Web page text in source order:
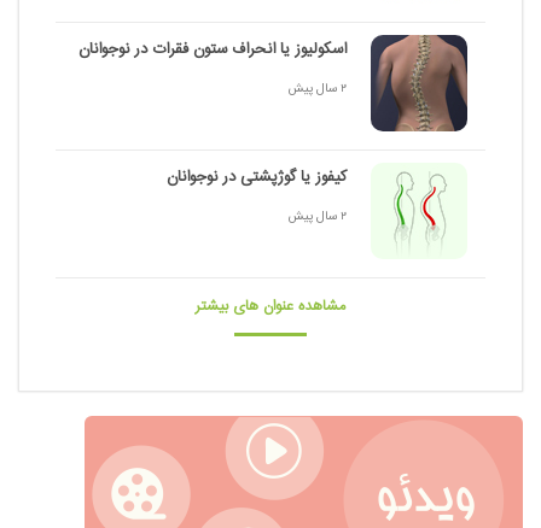
اسکولیوز یا انحراف ستون فقرات در نوجوانان
2 سال پیش
کیفوز یا گوژپشتی در نوجوانان
2 سال پیش
مشاهده عنوان های بیشتر